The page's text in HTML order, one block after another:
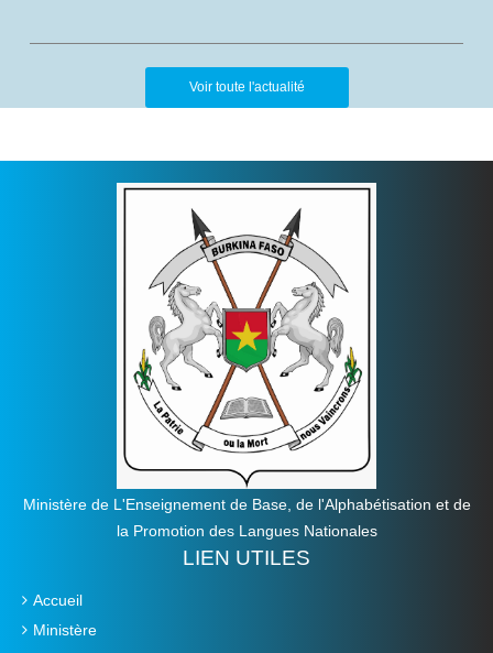
Voir toute l'actualité
Ministère de L'Enseignement de Base, de l'Alphabétisation et de
la Promotion des Langues Nationales
LIEN UTILES
Accueil
Ministère